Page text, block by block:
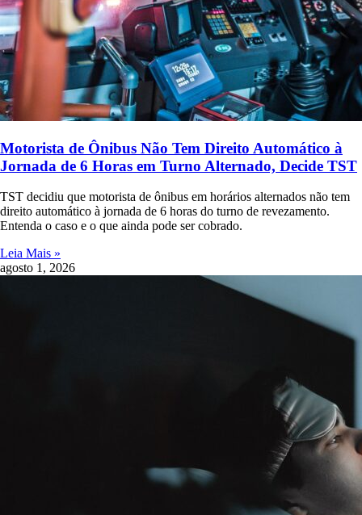
Motorista de Ônibus Não Tem Direito Automático à
Jornada de 6 Horas em Turno Alternado, Decide TST
TST decidiu que motorista de ônibus em horários alternados não tem
direito automático à jornada de 6 horas do turno de revezamento.
Entenda o caso e o que ainda pode ser cobrado.
Leia Mais »
agosto 1, 2026